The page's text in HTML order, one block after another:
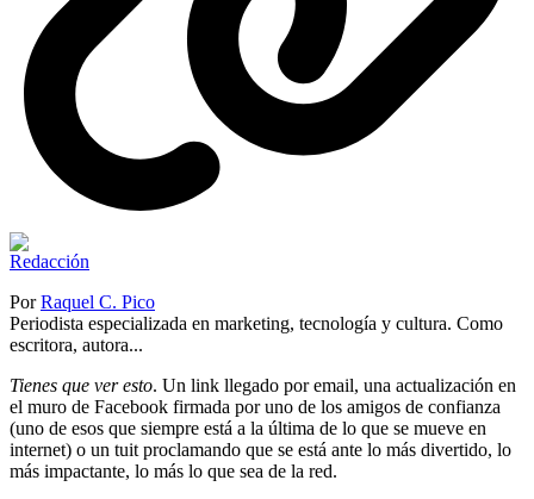
PorRaquel C. Pico
Periodista especializada en marketing, tecnología y cultura. Como
escritora, autora...
Tienes que ver esto. Un link llegado por email, una actualización en
el muro de Facebook firmada por uno de los amigos de confianza
(uno de esos que siempre está a la última de lo que se mueve en
internet) o un tuit proclamando que se está ante lo más divertido, lo
más impactante, lo más lo que sea de la red.